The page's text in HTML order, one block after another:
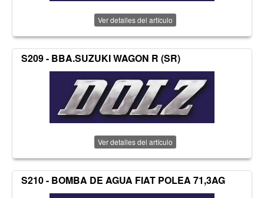
Ver detalles del artículo
S209 - BBA.SUZUKI WAGON R (SR)
Ver detalles del artículo
S210 - BOMBA DE AGUA FIAT POLEA 71,3AG